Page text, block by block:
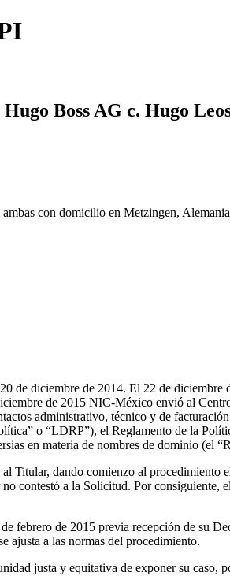
Boss AG c. Hugo
con domicilio en Metzingen,
de diciembre de 2014. El 22 de
de 2015 NIC-México envió al
administrativo, técnico y de
o “LDRP”), el Reglamento de la
en materia de nombres de dominio (el
dando comienzo al procedimiento
contestó a la Solicitud. Por consiguiente,
febrero de 2015 previa recepción de su
ajusta a las normas del procedimiento.
justa y equitativa de exponer su